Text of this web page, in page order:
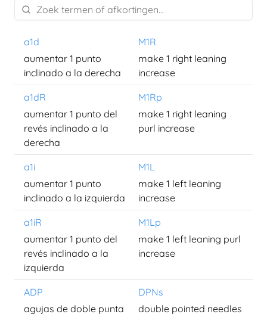
a1d
M1R
aumentar 1 punto
inclinado a la derecha
make 1 right leaning
increase
a1dR
M1Rp
aumentar 1 punto del
revés inclinado a la
derecha
make 1 right leaning
purl increase
a1i
M1L
aumentar 1 punto
inclinado a la izquierda
make 1 left leaning
increase
a1iR
M1Lp
aumentar 1 punto del
revés inclinado a la
izquierda
make 1 left leaning purl
increase
ADP
DPNs
agujas de doble punta
double pointed needles